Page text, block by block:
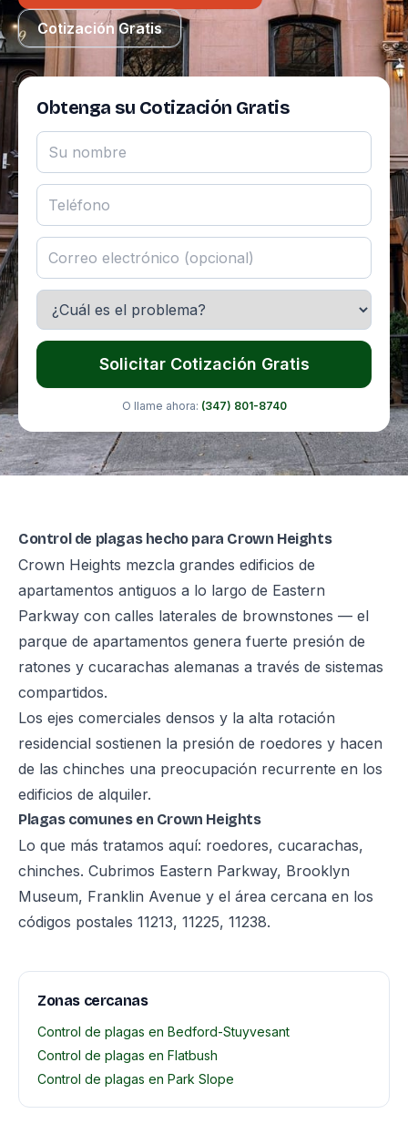
Cotización Gratis
Obtenga su Cotización Gratis
Solicitar Cotización Gratis
O llame ahora: (347) 801-8740
Control de plagas hecho para Crown Heights
Crown Heights mezcla grandes edificios de
apartamentos antiguos a lo largo de Eastern
Parkway con calles laterales de brownstones — el
parque de apartamentos genera fuerte presión de
ratones y cucarachas alemanas a través de sistemas
compartidos.
Los ejes comerciales densos y la alta rotación
residencial sostienen la presión de roedores y hacen
de las chinches una preocupación recurrente en los
edificios de alquiler.
Plagas comunes en Crown Heights
Lo que más tratamos aquí: roedores, cucarachas,
chinches. Cubrimos Eastern Parkway, Brooklyn
Museum, Franklin Avenue y el área cercana en los
códigos postales 11213, 11225, 11238.
Zonas cercanas
Control de plagas en Bedford-Stuyvesant
Control de plagas en Flatbush
Control de plagas en Park Slope